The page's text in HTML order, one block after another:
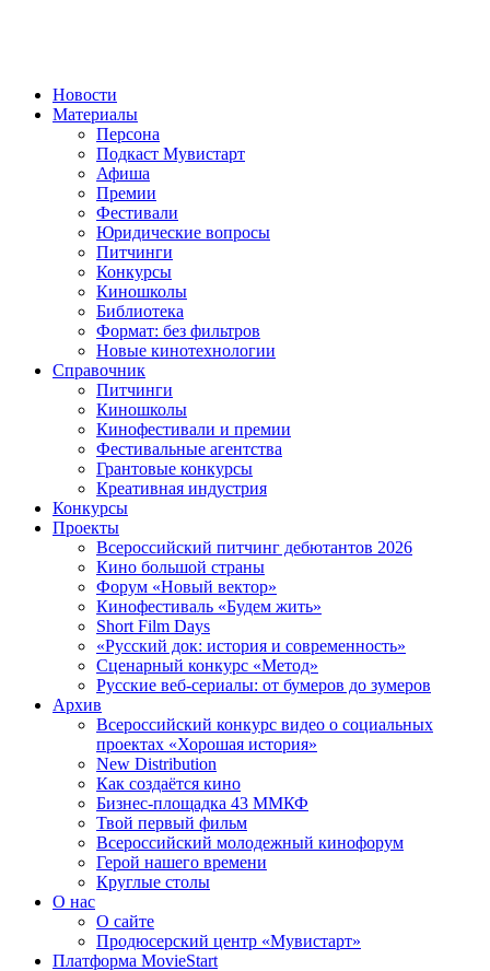
Новости
Материалы
Персона
Подкаст Мувистарт
Афиша
Премии
Фестивали
Юридические вопросы
Питчинги
Конкурсы
Киношколы
Библиотека
Формат: без фильтров
Новые кинотехнологии
Справочник
Питчинги
Киношколы
Кинофестивали и премии
Фестивальные агентства
Грантовые конкурсы
Креативная индустрия
Конкурсы
Проекты
Всероссийский питчинг дебютантов 2026
Кино большой страны
Форум «Новый вектор»
Кинофестиваль «Будем жить»
Short Film Days
«Русский док: история и современность»
Сценарный конкурс «Метод»
Русские веб-сериалы: от бумеров до зумеров
Архив
Всероссийский конкурс видео о социальных
проектах «Хорошая история»
New Distribution
Как создаётся кино
Бизнес-площадка 43 ММКФ
Твой первый фильм
Всероссийский молодежный кинофорум
Герой нашего времени
Круглые столы
О нас
О сайте
Продюсерский центр «Мувистарт»
Платформа MovieStart